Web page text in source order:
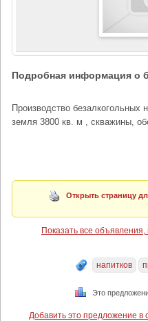
Подробная информация о
Производство безалкогольных
земля 3800 кв. м , скважины,
Открыть страницу
Показать все
напитков
Это
Добавить это предложение в